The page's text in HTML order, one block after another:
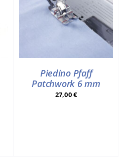
Piedino Pfaff
Patchwork 6 mm
27,00€